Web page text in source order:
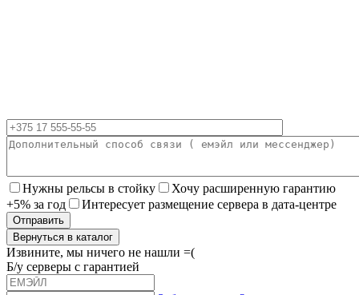
Нужны рельсы в стойку
Хочу расширенную гарантию
+5% за год
Интересует размещение сервера в дата-центре
Вернуться в каталог
Извините, мы ничего не нашли =(
Б/у серверы с гарантией